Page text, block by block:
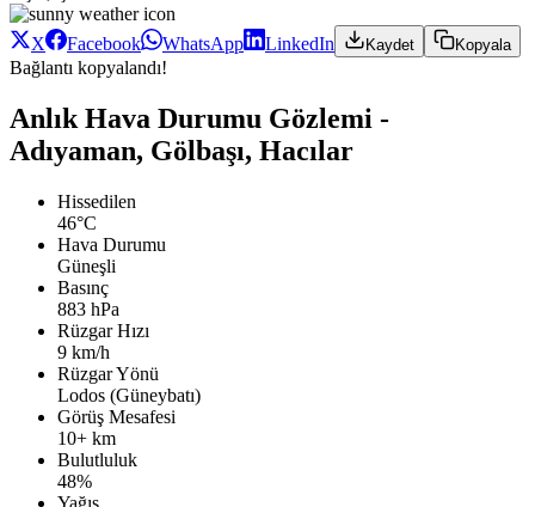
X Facebook WhatsApp LinkedIn Kaydet Kopyala
Bağlantı kopyalandı!
Anlık Hava Durumu Gözlemi -
Adıyaman, Gölbaşı, Hacılar
Hissedilen
46°C
Hava Durumu
Güneşli
Basınç
883 hPa
Rüzgar Hızı
9 km/h
Rüzgar Yönü
Lodos (Güneybatı)
Görüş Mesafesi
10+ km
Bulutluluk
48%
Yağış